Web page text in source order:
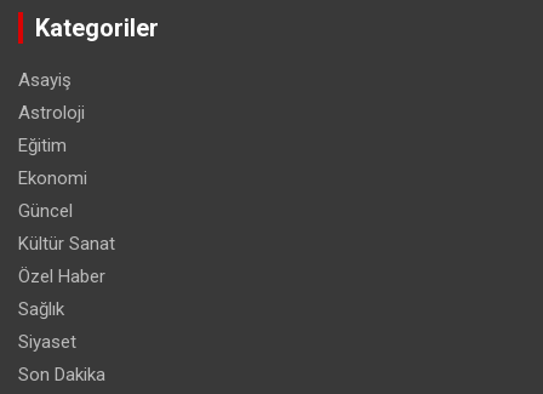
Kategoriler
Asayiş
Astroloji
Eğitim
Ekonomi
Güncel
Kültür Sanat
Özel Haber
Sağlık
Siyaset
Son Dakika